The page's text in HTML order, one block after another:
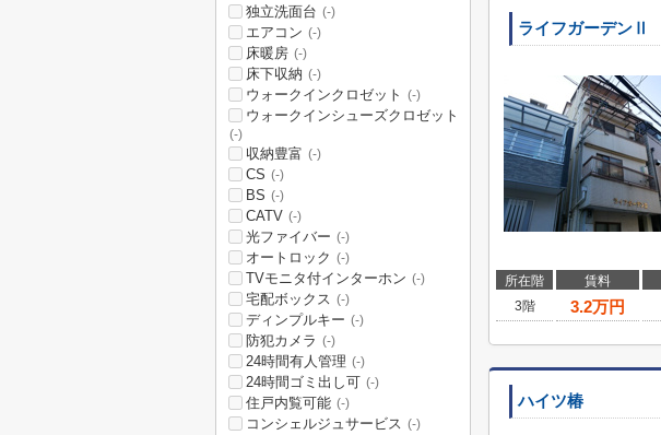
ライフガーデンⅡ
所在階 賃料
3階
3.2万円
ハイツ椿
独立洗面台 (-)
エアコン (-)
床暖房 (-)
床下収納 (-)
ウォークインクロゼット (-)
ウォークインシューズクロゼット
(-)
収納豊富 (-)
CS (-)
BS (-)
CATV (-)
光ファイバー (-)
オートロック (-)
TVモニタ付インターホン (-)
宅配ボックス (-)
ディンプルキー (-)
防犯カメラ (-)
24時間有人管理 (-)
24時間ゴミ出し可 (-)
住戸内覧可能 (-)
コンシェルジュサービス (-)